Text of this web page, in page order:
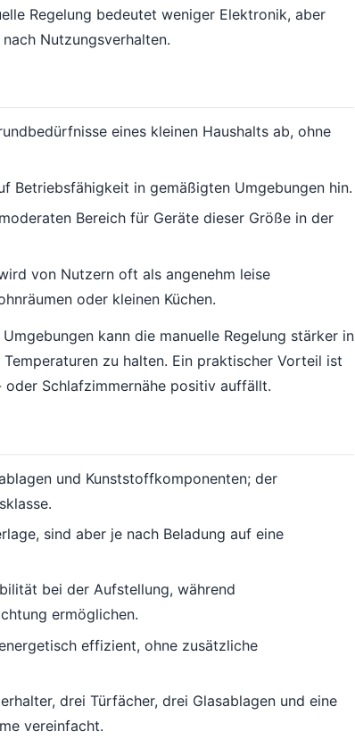
Regelung bedeutet weniger Elektronik, aber
Nutzungsverhalten.
eines kleinen Haushalts ab, ohne
Betriebsfähigkeit in gemäßigten Umgebungen hin.
Bereich für Geräte dieser Größe in der
von Nutzern oft als angenehm leise
oder kleinen Küchen.
kann die manuelle Regelung stärker in
zu halten. Ein praktischer Vorteil ist
Schlafzimmernähe positiv auffällt.
und Kunststoffkomponenten; der
sind aber je nach Beladung auf eine
bei der Aufstellung, während
ermöglichen.
effizient, ohne zusätzliche
drei Türfächer, drei Glasablagen und eine
vereinfacht.